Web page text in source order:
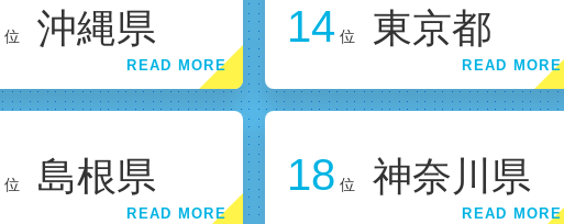
位 沖縄県 14 位 東京都
位 島根県 18 位 神奈川県